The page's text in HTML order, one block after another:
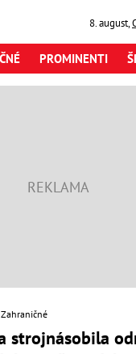
8. august,
PROMINENTI
Zahraničné
strojnásobila